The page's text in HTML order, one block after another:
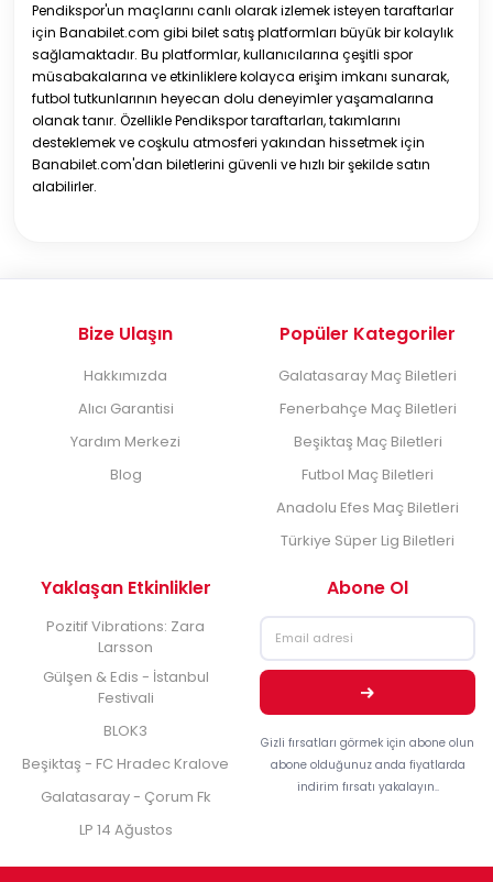
Pendikspor'un maçlarını canlı olarak izlemek isteyen taraftarlar
için Banabilet.com gibi bilet satış platformları büyük bir kolaylık
sağlamaktadır. Bu platformlar, kullanıcılarına çeşitli spor
müsabakalarına ve etkinliklere kolayca erişim imkanı sunarak,
futbol tutkunlarının heyecan dolu deneyimler yaşamalarına
olanak tanır. Özellikle Pendikspor taraftarları, takımlarını
desteklemek ve coşkulu atmosferi yakından hissetmek için
Banabilet.com'dan biletlerini güvenli ve hızlı bir şekilde satın
alabilirler.
Bize Ulaşın
Hakkımızda
Alıcı Garantisi
Yardım Merkezi
Blog
Popüler Kategoriler
Galatasaray Maç Biletleri
Fenerbahçe Maç Biletleri
Beşiktaş Maç Biletleri
Futbol Maç Biletleri
Anadolu Efes Maç Biletleri
Türkiye Süper Lig Biletleri
Yaklaşan Etkinlikler
Pozitif Vibrations: Zara
Larsson
Gülşen & Edis - İstanbul
Festivali
BLOK3
Beşiktaş - FC Hradec Kralove
Galatasaray - Çorum Fk
LP 14 Ağustos
Abone Ol
Gizli fırsatları görmek için abone olun
abone olduğunuz anda fiyatlarda
indirim fırsatı yakalayın..